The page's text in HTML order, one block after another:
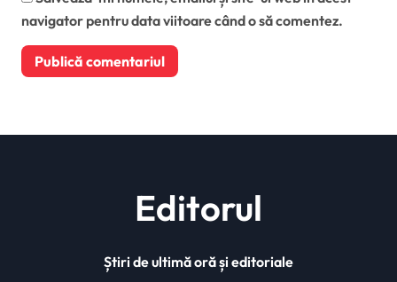
navigator pentru data viitoare când o să comentez.
Editorul
Știri de ultimă oră și editoriale